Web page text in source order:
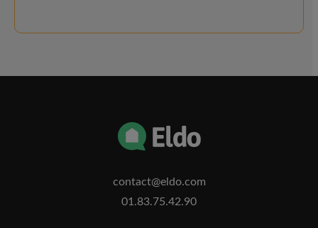
contact@eldo.com
01.83.75.42.90